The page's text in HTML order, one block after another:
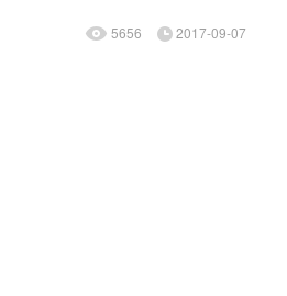
5656 2017-09-07